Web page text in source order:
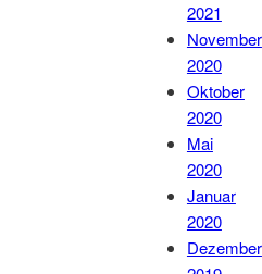
2021
November
2020
Oktober
2020
Mai
2020
Januar
2020
Dezember